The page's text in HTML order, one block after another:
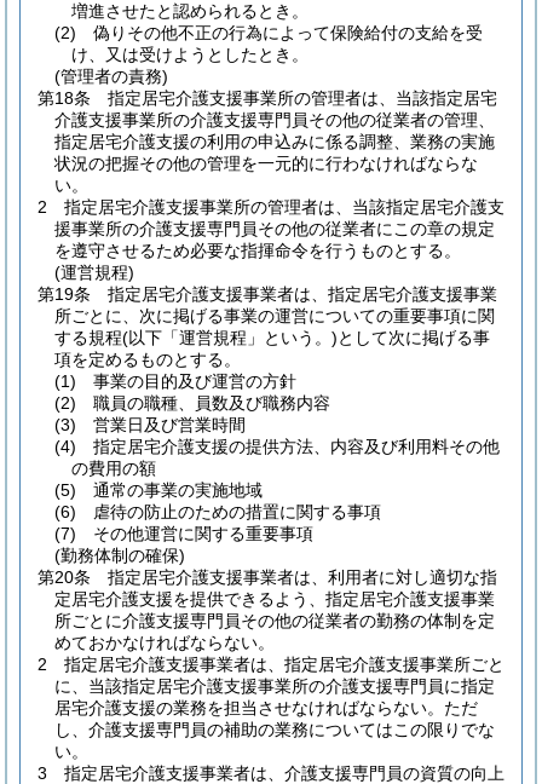
増進させたと認められるとき。
(2)
偽りその他不正の行為によって保険給付の支給を受
け、又は受けようとしたとき。
(管理者の責務)
第18条
指定居宅介護支援事業所の管理者は、当該指定居宅
介護支援事業所の介護支援専門員その他の従業者の管理、
指定居宅介護支援の利用の申込みに係る調整、業務の実施
状況の把握その他の管理を一元的に行わなければならな
い。
2
指定居宅介護支援事業所の管理者は、当該指定居宅介護支
援事業所の介護支援専門員その他の従業者にこの章の規定
を遵守させるため必要な指揮命令を行うものとする。
(運営規程)
第19条
指定居宅介護支援事業者は、指定居宅介護支援事業
所ごとに、次に掲げる事業の運営についての重要事項に関
する規程(以下「運営規程」という。)として次に掲げる事
項を定めるものとする。
(1)
事業の目的及び運営の方針
(2)
職員の職種、員数及び職務内容
(3)
営業日及び営業時間
(4)
指定居宅介護支援の提供方法、内容及び利用料その他
の費用の額
(5)
通常の事業の実施地域
(6)
虐待の防止のための措置に関する事項
(7)
その他運営に関する重要事項
(勤務体制の確保)
第20条
指定居宅介護支援事業者は、利用者に対し適切な指
定居宅介護支援を提供できるよう、指定居宅介護支援事業
所ごとに介護支援専門員その他の従業者の勤務の体制を定
めておかなければならない。
2
指定居宅介護支援事業者は、指定居宅介護支援事業所ごと
に、当該指定居宅介護支援事業所の介護支援専門員に指定
居宅介護支援の業務を担当させなければならない。 ただ
し、介護支援専門員の補助の業務についてはこの限りでな
い。
3
指定居宅介護支援事業者は、介護支援専門員の資質の向上